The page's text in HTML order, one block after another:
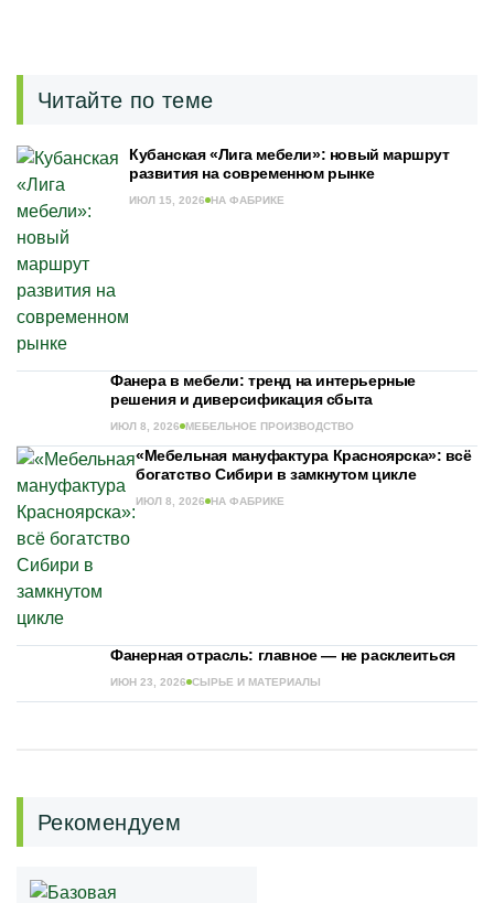
Читайте по теме
Кубанская «Лига мебели»: новый маршрут
развития на современном рынке
ИЮЛ 15, 2026 НА ФАБРИКЕ
Фанера в мебели: тренд на интерьерные
решения и диверсификация сбыта
ИЮЛ 8, 2026 МЕБЕЛЬНОЕ ПРОИЗВОДСТВО
«Мебельная мануфактура Красноярска»: всё
богатство Сибири в замкнутом цикле
ИЮЛ 8, 2026 НА ФАБРИКЕ
Фанерная отрасль: главное — не расклеиться
ИЮН 23, 2026 СЫРЬЕ И МАТЕРИАЛЫ
Рекомендуем